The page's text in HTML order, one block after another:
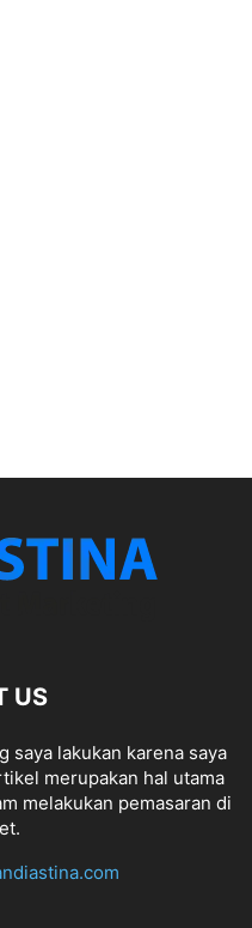
US
saya lakukan karena saya
merupakan hal utama
melakukan pemasaran di